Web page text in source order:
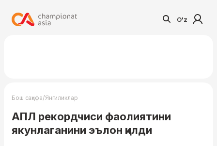
O'z
Бош саҳифа/Янгиликлар
АПЛ рекордчиси фаолиятини
якунлаганини эълон қилди